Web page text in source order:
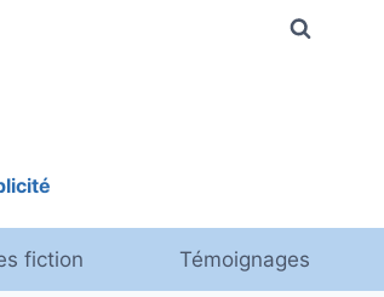
fiction Témoignages